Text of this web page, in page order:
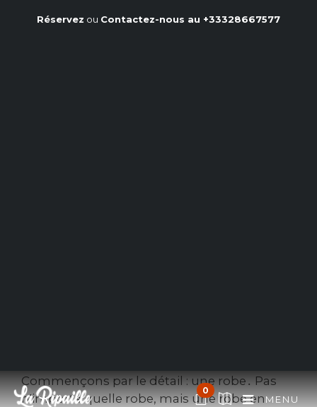
Réservez ou Contactez-nous au +33328667577
0
MENU
Commençons par le détail : une robe․ Pas
n'importe quelle robe‚ mais une robe en